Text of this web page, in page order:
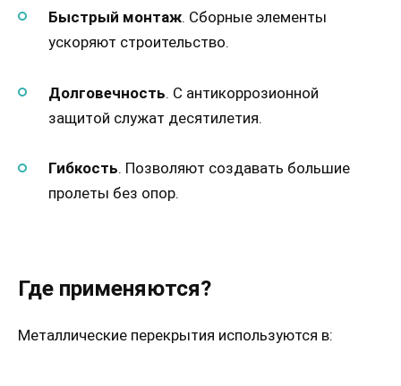
Быстрый монтаж. Сборные элементы
ускоряют строительство.
Долговечность. С антикоррозионной
защитой служат десятилетия.
Гибкость. Позволяют создавать большие
пролеты без опор.
Где применяются?
Металлические перекрытия используются в: